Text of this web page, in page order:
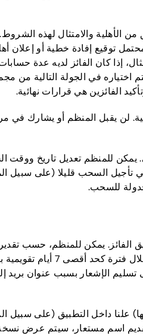
الأهلية والامتثال لهذه
إفادة خطية أو إعلان
إذا كان الفائز لديه عدة
في الجولة التالية من
الفائزين هي قرارات نهائية.
لن يقبل المنظم أو يشارك في
للمنظم تعديل تاريخ ووقت
تأجيل السحب قليلا (على سبيل
للسحب.
الفائز. يمكن للمنظم، حسب
التطبيق إلى الفائز. سيتم إرسال
الإشعار بسبب عنوان بريد
علنا داخل التطبيق (على سبيل
اسم مستعار، سيتم عرض نسخة